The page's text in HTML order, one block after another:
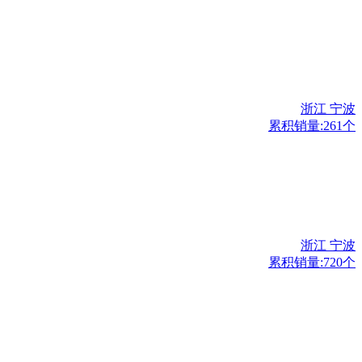
浙江 宁波
累积销量:261个
浙江 宁波
累积销量:720个